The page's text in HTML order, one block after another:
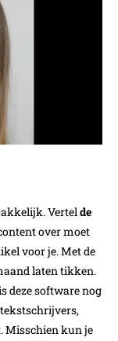
Vertelde
over moet
voor je. Met de
laten tikken.
deze software nog
Misschien kun je